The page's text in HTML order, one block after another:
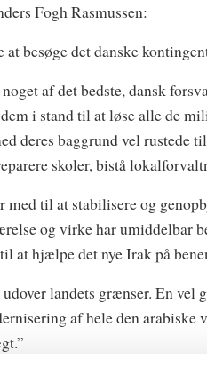
Fogh Rasmussen:
besøge det danske
af det bedste, dansk
i stand til at løse alle de
deres baggrund vel rustede
skoler, bistå
til at stabilisere og
og virke har umiddelbar
at hjælpe det nye Irak på
landets grænser. En vel
af hele den arabiske